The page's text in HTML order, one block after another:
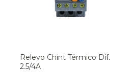
Relevo Chint Térmico Dif.
2.5/4A